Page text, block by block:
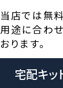
当店では無
用途に合わ
おります。
宅配キッ